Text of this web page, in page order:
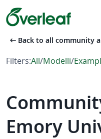
arrow_left_alt Back to all community
Filters:All/Modelli/
Emory